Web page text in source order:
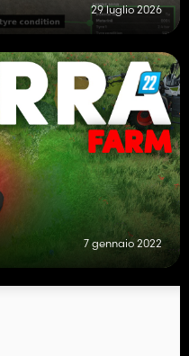
29 luglio 2026
7 gennaio 2022